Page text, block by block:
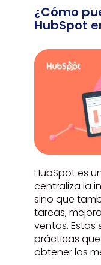
¿Cómo
HubSpot
HubSpot es
centraliza la
sino que
tareas,
ventas. Estas
prácticas
obtener los